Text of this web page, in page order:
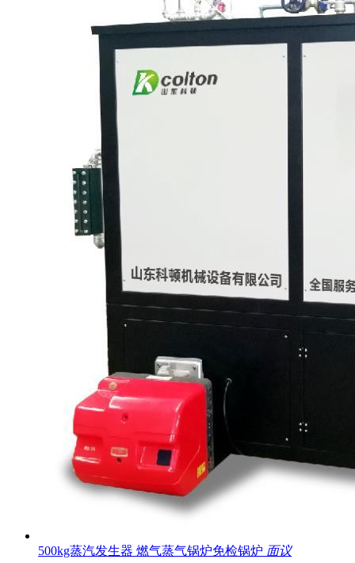
500kg蒸汽发生器 燃气蒸气锅炉免检锅炉 面议